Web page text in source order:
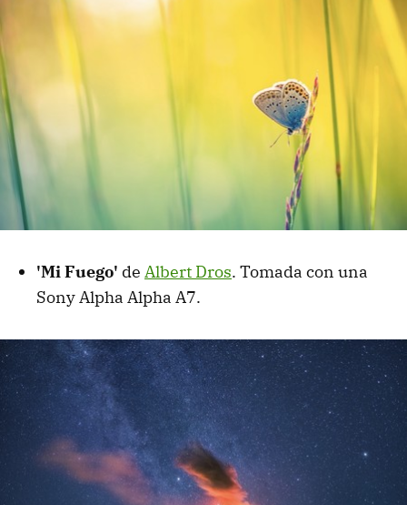
'Mi Fuego' de Albert Dros. Tomada con una
Sony Alpha Alpha A7.